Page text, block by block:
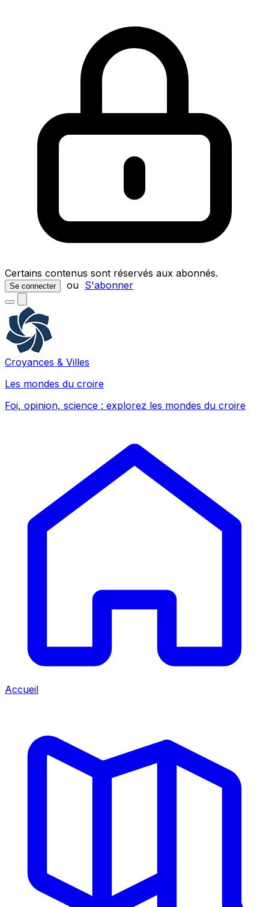
Certains contenus sont réservés aux abonnés.
Se connecter ou S'abonner
Croyances & Villes
Les mondes du croire
Foi, opinion, science : explorez les mondes du croire
Accueil